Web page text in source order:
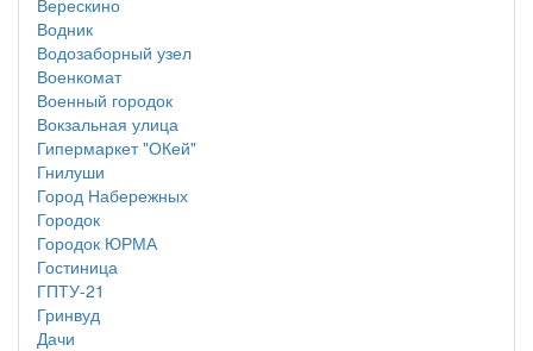
Верескино
Водник
Водозаборный узел
Военкомат
Военный городок
Вокзальная улица
Гипермаркет "ОКей"
Гнилуши
Город Набережных
Городок
Городок ЮРМА
Гостиница
ГПТУ-21
Гринвуд
Дачи